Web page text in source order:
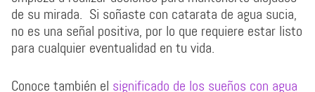
de su mirada. Si soñaste con catarata de agua sucia,
no es una señal positiva, por lo que requiere estar listo
para cualquier eventualidad en tu vida.
Conoce también el significado de los sueños con agua